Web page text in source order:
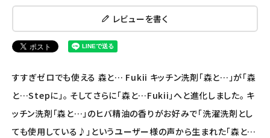
ナチュラプラス
アルマウィン
コラム・スタッフのおすすめ
ご利用ガイド等
レビューを書く
すすぎゼロでも使える 森と… Fukii キッチン洗剤「森と…」が「森
と…Stepに」。 そしてさらに「森と…Fukii」へと進化しました。 キ
ッチン洗剤「森と…」のヒバ精油の香りがお好みで「洗濯洗剤とし
ても使用している♪」というユーザー様の声から生まれた「森と…